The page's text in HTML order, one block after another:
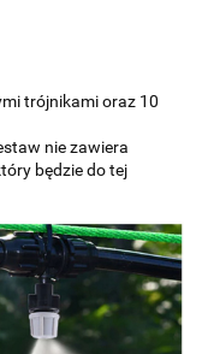
trójnikami oraz 10
nie zawiera
będzie do tej